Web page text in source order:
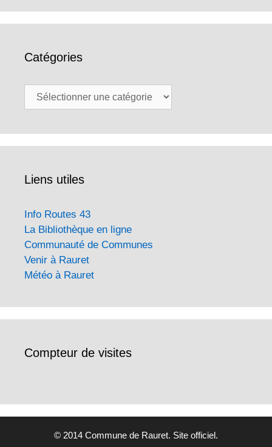
Catégories
Catégories
Liens utiles
Info Routes 43
La Bibliothèque en ligne
Communauté de Communes
Venir à Rauret
Météo à Rauret
Compteur de visites
© 2014 Commune de Rauret. Site officiel.